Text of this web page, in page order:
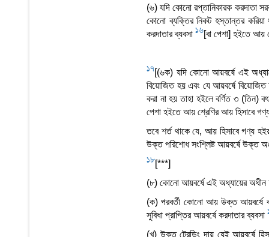
(৬) যদি কোনো রপ্তানিকারক করদাতা
কোনো ব্যক্তির নিকট হস্তান্তর
করদাতার ব্যবসা16[বা পেশা] হইতে আয়
17[(৬ক) যদি কোনো আয়বর্ষে এই
বিয়োজিত হয় এবং যে আয়বর্ষে বিয়োজিত
করা না হয় তাহা হইলে বর্ণিত ৩ (তিন)
পেশা হইতে আয় শ্রেণির আয় হিসাবে
তবে শর্ত থাকে যে, আয় হিসাবে গণ্য
উক্ত পরিশোধ সংশ্লিষ্ট আয়বর্ষে উক্ত
18[***]
(৮) কোনো আয়বর্ষে এই অধ্যায়ের অধীন
(ক) পরবর্তী কোনো আয় উক্ত আয়বর্ষে
সুবিধা প্রাপ্তির আয়বর্ষে করদাতার ব্যবসা
(খ) উক্ত ট্রেডিং দায় যেই আয়বর্ষে